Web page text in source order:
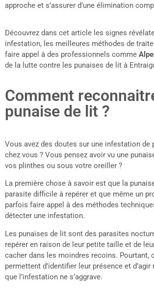
approche et s’assurer d’une élimination
Découvrez dans cet article les signes
infestation, les meilleures méthodes de
faire appel à des professionnels comme
de la lutte contre les punaises de lit à
Comment
punaise de lit ?
Vous avez des doutes sur une infestation de
chez vous ? Vous pensez avoir vu une
vos plinthes ou sous votre oreiller ?
La première chose à savoir est que la
parasite difficile à repérer et que même un
parfois faire appel à des méthodes
détecter une infestation.
Les punaises de lit sont des parasites
repérer en raison de leur petite taille et de
cacher dans les moindres recoins. Pourtant,
permettent d’identifier leur présence et
que l’infestation ne s’aggrave.